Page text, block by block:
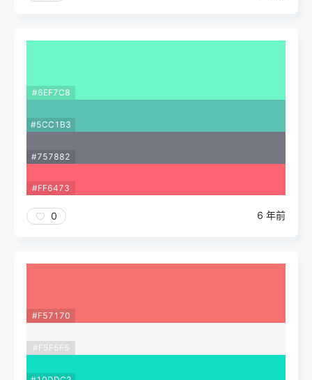
#6EF7C8
#5CC1B3
#757882
#FF6473
0 6 年前
#F57170
#F5F5F5